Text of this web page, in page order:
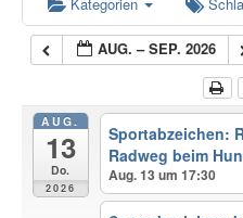
AUG. – SEP. 2026
AUG.
13
Do.
2026
Sportabzeichen:
Radweg beim
Aug. 13 um 17:30